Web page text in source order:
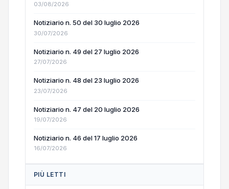
03/08/2026
Notiziario n. 50 del 30 luglio 2026
30/07/2026
Notiziario n. 49 del 27 luglio 2026
27/07/2026
Notiziario n. 48 del 23 luglio 2026
23/07/2026
Notiziario n. 47 del 20 luglio 2026
19/07/2026
Notiziario n. 46 del 17 luglio 2026
16/07/2026
PIÙ LETTI